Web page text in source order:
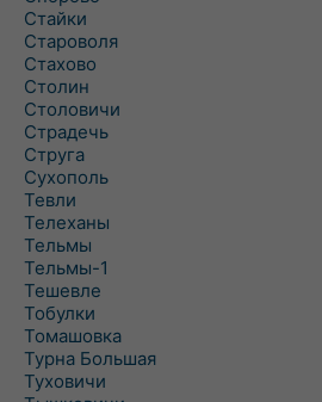
Стайки
Староволя
Стахово
Столин
Столовичи
Страдечь
Струга
Сухополь
Тевли
Телеханы
Тельмы
Тельмы-1
Тешевле
Тобулки
Томашовка
Турна Большая
Туховичи